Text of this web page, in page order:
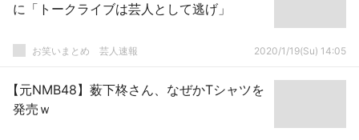
に「トークライブは芸人として逃げ」
お笑いまとめ 芸人速報 2020/1/19(Su) 14:05
【元NMB48】薮下柊さん、なぜかTシャツを
発売ｗ